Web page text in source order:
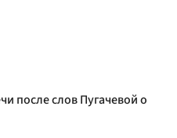
после слов Пугачевой о